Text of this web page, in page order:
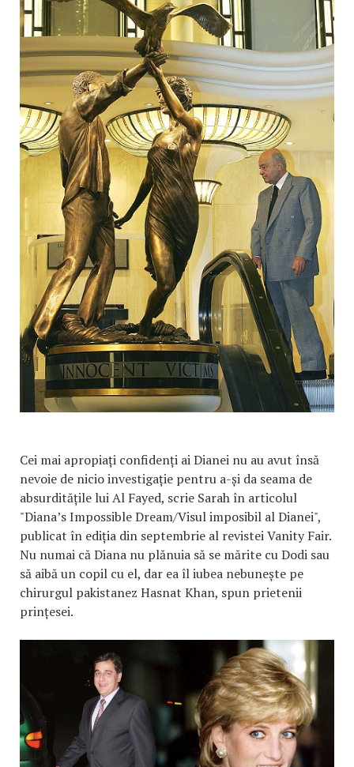
Cei mai apropiați confidenți ai Dianei nu au avut însă
nevoie de nicio investigație pentru a-și da seama de
absurditățile lui Al Fayed, scrie Sarah în articolul
"Diana’s Impossible Dream/Visul imposibil al Dianei",
publicat în ediția din septembrie al revistei Vanity Fair.
Nu numai că Diana nu plănuia să se mărite cu Dodi sau
să aibă un copil cu el, dar ea îl iubea nebunește pe
chirurgul pakistanez Hasnat Khan, spun prietenii
prințesei.